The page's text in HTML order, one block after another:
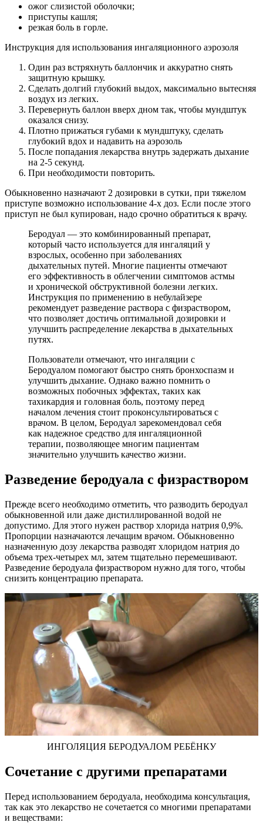
ожог слизистой оболочки;
приступы кашля;
резкая боль в горле.
Инструкция для использования ингаляционного аэрозоля
Один раз встряхнуть баллончик и аккуратно снять
защитную крышку.
Сделать долгий глубокий выдох, максимально вытесняя
воздух из легких.
Перевернуть баллон вверх дном так, чтобы мундштук
оказался снизу.
Плотно прижаться губами к мундштуку, сделать
глубокий вдох и надавить на аэрозоль
После попадания лекарства внутрь задержать дыхание
на 2-5 секунд.
При необходимости повторить.
Обыкновенно назначают 2 дозировки в сутки, при тяжелом
приступе возможно использование 4-х доз. Если после этого
приступ не был купирован, надо срочно обратиться к врачу.
Беродуал — это комбинированный препарат,
который часто используется для ингаляций у
взрослых, особенно при заболеваниях
дыхательных путей. Многие пациенты отмечают
его эффективность в облегчении симптомов астмы
и хронической обструктивной болезни легких.
Инструкция по применению в небулайзере
рекомендует разведение раствора с физраствором,
что позволяет достичь оптимальной дозировки и
улучшить распределение лекарства в дыхательных
путях.
Пользователи отмечают, что ингаляции с
Беродуалом помогают быстро снять бронхоспазм и
улучшить дыхание. Однако важно помнить о
возможных побочных эффектах, таких как
тахикардия и головная боль, поэтому перед
началом лечения стоит проконсультироваться с
врачом. В целом, Беродуал зарекомендовал себя
как надежное средство для ингаляционной
терапии, позволяющее многим пациентам
значительно улучшить качество жизни.
Разведение беродуала с физраствором
Прежде всего необходимо отметить, что разводить беродуал
обыкновенной или даже дистиллированной водой не
допустимо. Для этого нужен раствор хлорида натрия 0,9%.
Пропорции назначаются лечащим врачом. Обыкновенно
назначенную дозу лекарства разводят хлоридом натрия до
объема трех-четырех мл, затем тщательно перемешивают.
Разведение беродуала физраствором нужно для того, чтобы
снизить концентрацию препарата.
ИНГОЛЯЦИЯ БЕРОДУАЛОМ РЕБЁНКУ
Сочетание с другими препаратами
Перед использованием беродуала, необходима консультация,
так как это лекарство не сочетается со многими препаратами
и веществами: